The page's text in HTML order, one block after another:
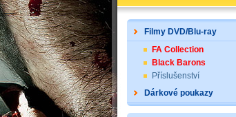
Filmy DVD/Blu-ray
FA Collection
Black Barons
Příslušenství
Dárkové poukazy